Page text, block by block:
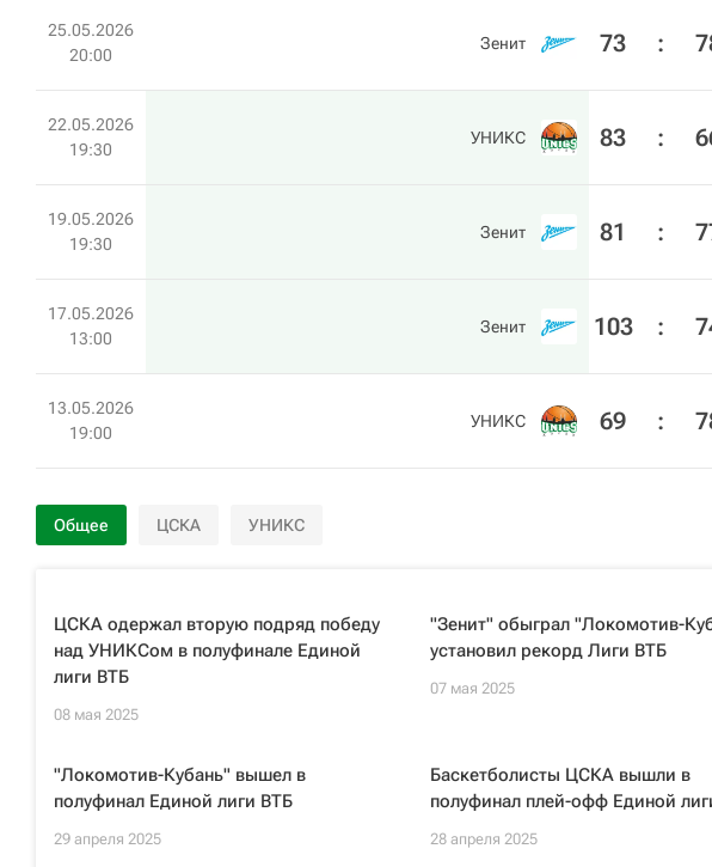
25.05.2026
20:00
Зенит 73 :
22.05.2026
19:30
УНИКС 83 :
19.05.2026
19:30
Зенит 81 :
17.05.2026
13:00
Зенит 103 :
13.05.2026
19:00
УНИКС 69 :
Общее ЦСКА УНИКС
ЦСКА одержал вторую подряд победу
над УНИКСом в полуфинале Единой
лиги ВТБ
08 мая 2025
"Зенит" обыграл "Локомотив-
установил рекорд Лиги ВТБ
07 мая 2025
"Локомотив-Кубань" вышел в
полуфинал Единой лиги ВТБ
29 апреля 2025
Баскетболисты ЦСКА вышли в
полуфинал плей-офф Единой
28 апреля 2025